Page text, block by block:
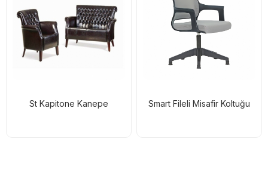
St Kapitone Kanepe Smart Fileli Misafir Koltuğu